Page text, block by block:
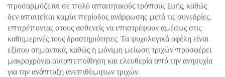
προσαρμόζεται σε πολύ απαιτητικούς τρόπους ζωής, καθώς
δεν απαιτείται καμία περίοδος ανάρρωσης μετά τις συνεδρίες,
επιτρέποντας στους ασθενείς να επιστρέψουν αμέσως στις
καθημερινές τους δραστηριότητες. Τα ψυχολογικά οφέλη είναι
εξίσου σημαντικά, καθώς η μόνιμη μείωση τριχών προσφέρει
μακροχρόνια αυτοπεποίθηση και ελευθερία από την ανησυχία
για την ανάπτυξη ανεπιθύμητων τριχών.